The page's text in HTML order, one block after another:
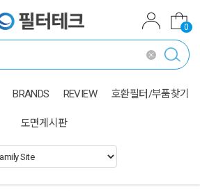
0
BRANDS REVIEW 호환필터/부품찾기
도면게시판